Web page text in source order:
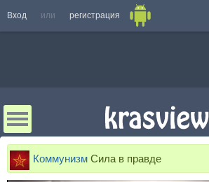
Вход или регистрация
Коммунизм Сила в правде